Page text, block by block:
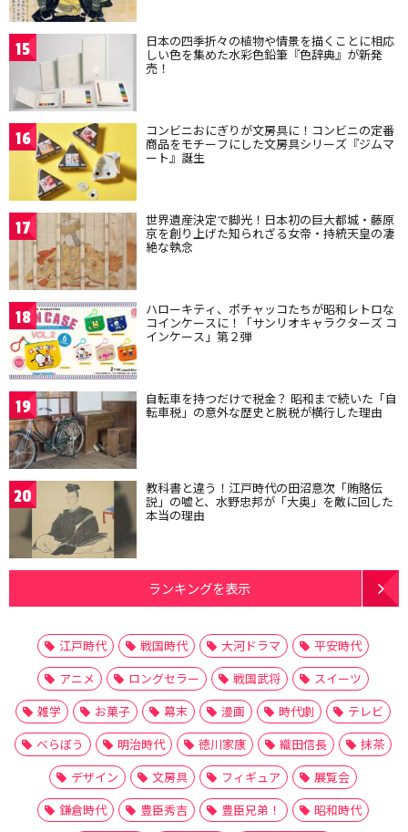
15 日本の四季折々の植物や情景を描くことに相応
しい色を集めた水彩色鉛筆『色辞典』が新発
売！
16 コンビニおにぎりが文房具に！コンビニの定番
商品をモチーフにした文房具シリーズ『ジムマ
ート』誕生
17 世界遺産決定で脚光！日本初の巨大都城・藤原
京を創り上げた知られざる女帝・持統天皇の凄
絶な執念
18 ハローキティ、ポチャッコたちが昭和レトロな
コインケースに！「サンリオキャラクターズ コ
インケース」第２弾
19 自転車を持つだけで税金？ 昭和まで続いた「自
転車税」の意外な歴史と脱税が横行した理由
20 教科書と違う！江戸時代の田沼意次「賄賂伝
説」の嘘と、水野忠邦が「大奥」を敵に回した
本当の理由
ランキングを表示
江戸時代 戦国時代 大河ドラマ
平安時代
アニメ
ロングセラー 戦国武将
スイーツ
雑学
お菓子 幕末 漫画 時代劇
テレビ
べらぼう
明治時代 徳川家康 織田信長
抹茶
デザイン
文房具 フィギュア
展覧会
鎌倉時代
豊臣秀吉 豊臣兄弟！
昭和時代